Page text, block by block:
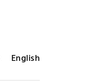
English